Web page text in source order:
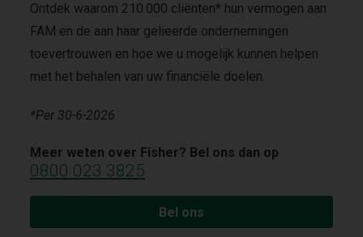
Ontdek waarom 210.000 cliënten* hun vermogen aan
FAM en de aan haar gelieerde ondernemingen
toevertrouwen en hoe we u mogelijk kunnen helpen
met het behalen van uw financiële doelen.
*Per 30-6-2026
Meer weten over Fisher? Bel ons dan op
0800 023 3825
Bel ons